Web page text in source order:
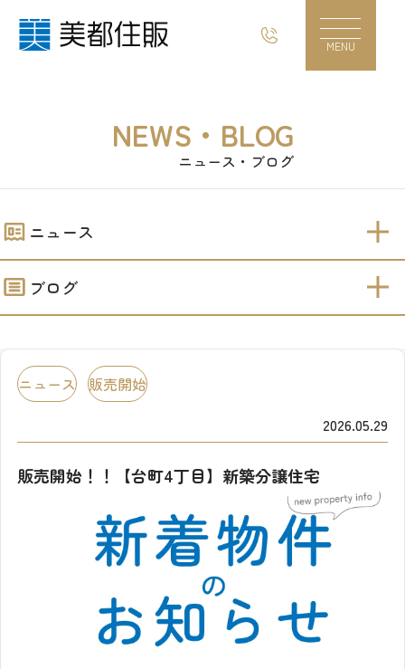
販売開始！！【台町4丁目】新築分譲住宅｜美
MENU
NEWS・BLOG
ニュース・ブログ
ニュース
ブログ
ニュース 販売開始
2026.05.29
販売開始！！【台町4丁目】新築分譲住宅